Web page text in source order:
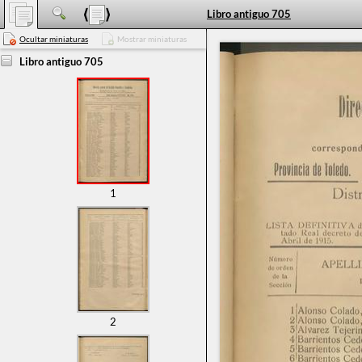
Libro antiguo 705
Ocultar miniaturas Mostrar miniaturas
Libro antiguo 705
1
2